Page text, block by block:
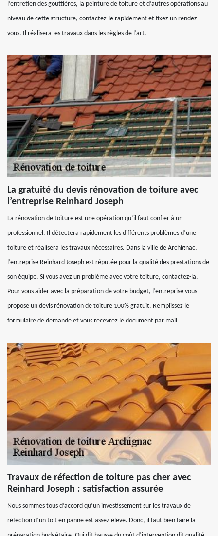
l’entretien des gouttières, la peinture de toiture et d’autres opérations au
niveau de cette structure, contactez-le rapidement et fixez un rendez-
vous. Il réalisera les travaux dans les règles de l’art.
La gratuité du devis rénovation de toiture avec
l’entreprise Reinhard Joseph
La rénovation de toiture est une opération qu’il faut confier à un
professionnel. Il détectera rapidement les différents problèmes d’une
toiture et réalisera les travaux nécessaires. Dans la ville de Archignac,
l’entreprise Reinhard Joseph est réputée pour la qualité des prestations de
son équipe. Si vous avez un problème avec votre toiture, contactez-la.
Pour vous aider avec la préparation de votre budget, l’entreprise vous
propose un devis rénovation de toiture 100% gratuit. Remplissez le
formulaire de demande et vous recevrez le document par mail.
Travaux de réfection de toiture pas cher avec
Reinhard Joseph : satisfaction assurée
Nous sommes tous d’accord qu’un investissement sur les travaux de
réfection d’un toit en panne est assez élevé. Donc, il faut bien faire la